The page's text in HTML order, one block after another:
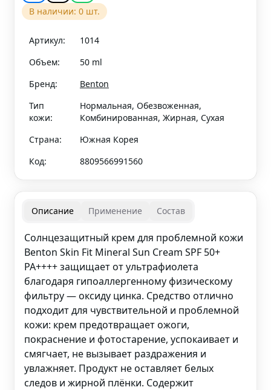
Артикул:
1014
Объем:
50 ml
Бренд:
Benton
Тип
кожи:
Нормальная, Обезвоженная,
Комбинированная, Жирная, Сухая
Страна:
Южная Корея
Код:
8809566991560
В наличии: 0 шт.
Описание Применение Состав
Cолнцезащитный крем для проблемной кожи
Benton Skin Fit Mineral Sun Cream SPF 50+
PA++++ защищает от ультрафиолета
благодаря гипоаллергенному физическому
фильтру — оксиду цинка. Средство отлично
подходит для чувствительной и проблемной
кожи: крем предотвращает ожоги,
покраснение и фотостарение, успокаивает и
смягчает, не вызывает раздражения и
увлажняет. Продукт не оставляет белых
следов и жирной плёнки. Содержит